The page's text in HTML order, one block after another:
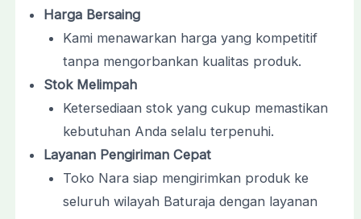
Harga Bersaing
Kami menawarkan harga yang kompetitif
tanpa mengorbankan kualitas produk.
Stok Melimpah
Ketersediaan stok yang cukup memastikan
kebutuhan Anda selalu terpenuhi.
Layanan Pengiriman Cepat
Toko Nara siap mengirimkan produk ke
seluruh wilayah Baturaja dengan layanan